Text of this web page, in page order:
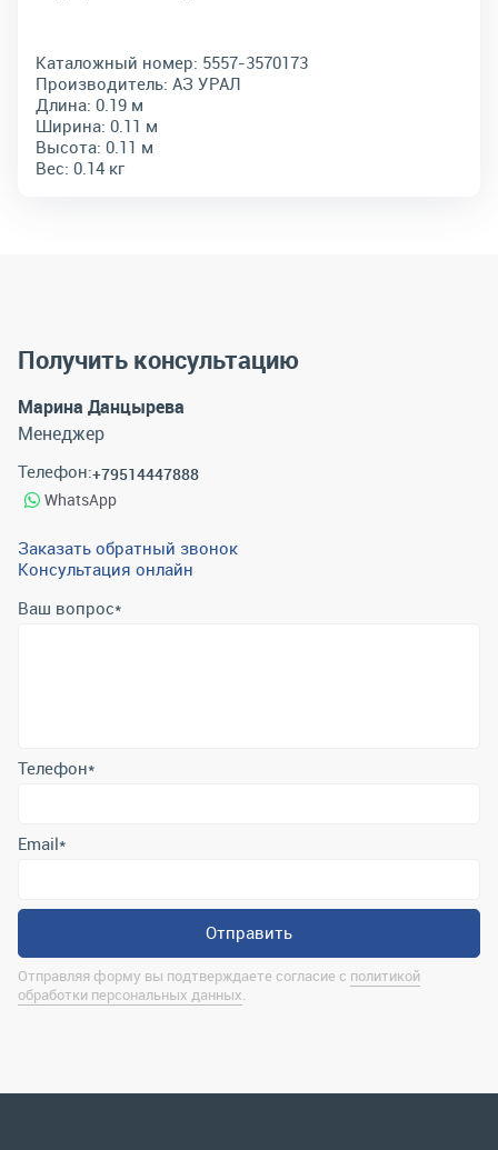
Каталожный номер: 5557-3570173
Производитель: АЗ УРАЛ
Длина: 0.19 м
Ширина: 0.11 м
Высота: 0.11 м
Вес: 0.14 кг
Получить консультацию
Марина Данцырева
Менеджер
Телефон:+79514447888
WhatsApp
Заказать обратный звонок
Консультация онлайн
Ваш вопрос*
Отправляя форму вы подтверждаете согласие с
Контактная информация
marina@uralrsmiass.ru